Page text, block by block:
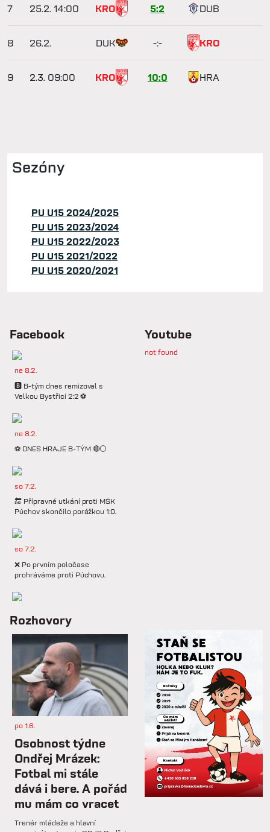
Sezóny
PU U15 2024/2025
PU U15 2023/2024
PU U15 2022/2023
PU U15 2021/2022
PU U15 2020/2021
7 25.2. 14:00 KRO 5:2 DUB
8 26.2. DUK -:- KRO
9 2.3. 09:00 KRO 10:0 HRA
Facebook
ne 8.2.
🅱️ B-tým dnes remizoval s
Velkou Bystřicí 2:2 ⚽️
ne 8.2.
⚽️ DNES HRAJE B-TÝM 🔴⚪️
so 7.2.
🔚 Přípravné utkání proti MŠK
Púchov skončilo porážkou 1:0.
so 7.2.
❌ Po prvním poločase
prohráváme proti Púchovu.
📋 Proti Púchovu nastoupíme v
této základní sestavě.
so 7.2.
⚽️ DNES HRAJÍ HANÁCI 🔴⚪️V
dalším přípravném utkání...
st 4.2.
Hlavní trenér Lukáš Kříž v
rozhovoru hodnotí dosavadní
průběh zimní...
so 31.1.
🅱️ Prohra proti rezervě Gorniku
Youtube
not found
Rozhovory
po 1.6.
Osobnost týdne
Ondřej Mrázek:
Fotbal mi stále
dává i bere. A pořád
mu mám co vracet
Trenér mládeže a hlavní